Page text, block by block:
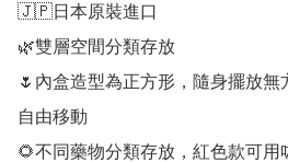
🇯🇵日本原裝進口
🌿雙層空間分類存放
🌷內盒造型為正方形，隨身擺放無
自由移動
🌻不同藥物分類存放，紅色款可